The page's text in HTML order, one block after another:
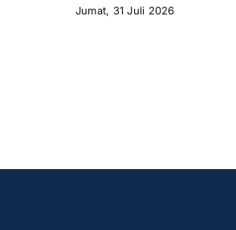
Jumat, 31 Juli 2026